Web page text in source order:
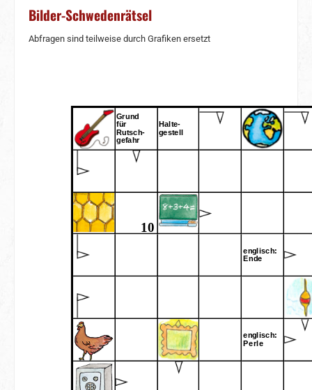
Bilder-Schwedenrätsel
Abfragen sind teilweise durch Grafiken ersetzt